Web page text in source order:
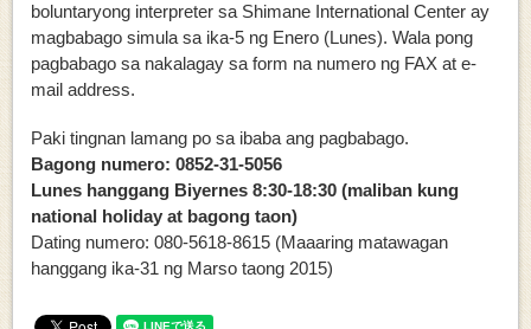
boluntaryong interpreter sa Shimane International Center ay
magbabago simula sa ika-5 ng Enero (Lunes). Wala pong
pagbabago sa nakalagay sa form na numero ng FAX at e-
mail address.
Paki tingnan lamang po sa ibaba ang pagbabago.
Bagong numero: 0852-31-5056
Lunes hanggang Biyernes 8:30-18:30 (maliban kung
national holiday at bagong taon)
Dating numero: 080-5618-8615 (Maaaring matawagan
hanggang ika-31 ng Marso taong 2015)